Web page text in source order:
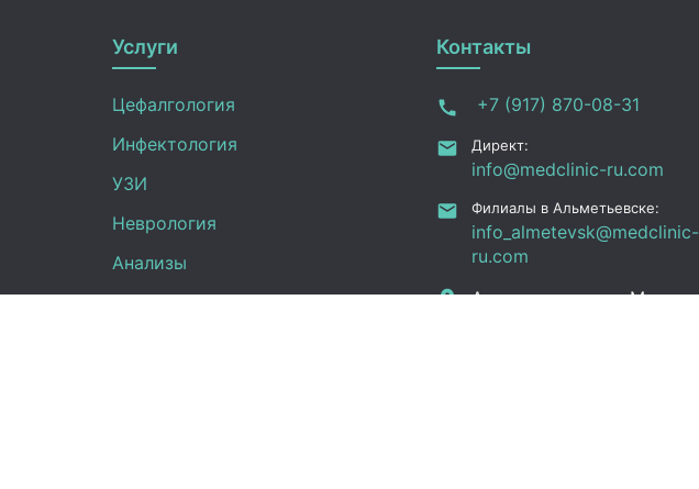
Услуги
Цефалгология
Инфектология
УЗИ
Неврология
Анализы
Контакты
+7 (917) 870-08-31
Директ:
info@medclinic-ru.com
Филиалы в Альметьевске:
info_almetevsk@medclinic-
ru.com
Альметьевск , ул. Мусы